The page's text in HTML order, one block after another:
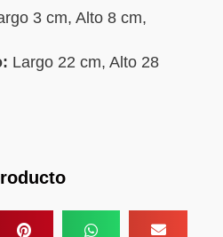
3 cm, Alto 8 cm,
Largo 22 cm, Alto 28